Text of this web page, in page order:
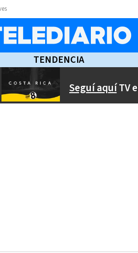
TENDENCIA
Seguí aquíTV